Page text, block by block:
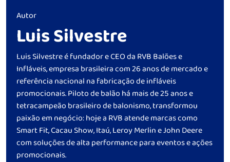
Autor
Luis Silvestre
Luis Silvestre é fundador e CEO da RVB Balões e
Infláveis, empresa brasileira com 26 anos de mercado e
referência nacional na fabricação de infláveis
promocionais. Piloto de balão há mais de 25 anos e
tetracampeão brasileiro de balonismo, transformou
paixão em negócio: hoje a RVB atende marcas como
Smart Fit, Cacau Show, Itaú, Leroy Merlin e John Deere
com soluções de alta performance para eventos e ações
promocionais.